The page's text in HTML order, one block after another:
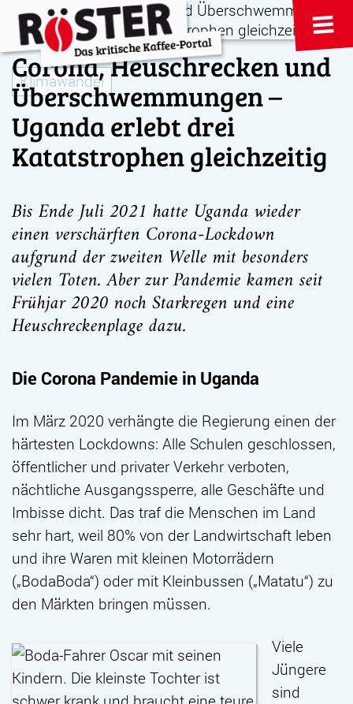
Klimawandel
Corona, Heuschrecken und
Überschwemmungen –
Uganda erlebt drei
Katatstrophen gleichzeitig
Bis Ende Juli 2021 hatte Uganda wieder
einen verschärften Corona-Lockdown
aufgrund der zweiten Welle mit besonders
vielen Toten. Aber zur Pandemie kamen seit
Frühjar 2020 noch Starkregen und eine
Heuschreckenplage dazu.
Die Corona Pandemie in Uganda
Im März 2020 verhängte die Regierung einen der
härtesten Lockdowns: Alle Schulen geschlossen,
öffentlicher und privater Verkehr verboten,
nächtliche Ausgangssperre, alle Geschäfte und
Imbisse dicht. Das traf die Menschen im Land
sehr hart, weil 80% von der Landwirtschaft leben
und ihre Waren mit kleinen Motorrädern
(„BodaBoda“) oder mit Kleinbussen („Matatu“) zu
den Märkten bringen müssen.
Viele
Jüngere
sind